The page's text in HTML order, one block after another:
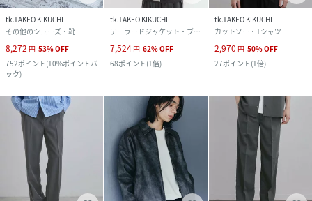
tk.TAKEO KIKUCHI
その他のシューズ・靴
8,272 円 53%OFF
752ポイント(10%ポイントバ
ック)
tk.TAKEO KIKUCHI
テーラードジャケット・ブレザー
7,524 円 62%OFF
68ポイント(1倍)
tk.TAKEO KIKUCHI
カットソー・Tシャツ
2,970 円 50%OFF
27ポイント(1倍)